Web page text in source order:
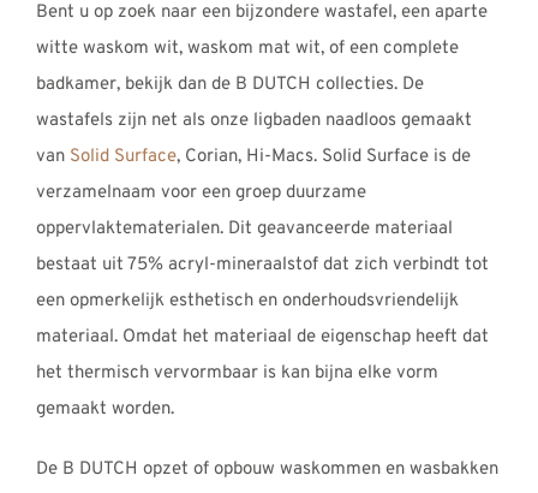
Bent u op zoek naar een bijzondere wastafel, een aparte
witte waskom wit, waskom mat wit, of een complete
badkamer, bekijk dan de B DUTCH collecties. De
wastafels zijn net als onze ligbaden naadloos gemaakt
van Solid Surface, Corian, Hi-Macs. Solid Surface is de
verzamelnaam voor een groep duurzame
oppervlaktematerialen. Dit geavanceerde materiaal
bestaat uit 75% acryl-mineraalstof dat zich verbindt tot
een opmerkelijk esthetisch en onderhoudsvriendelijk
materiaal. Omdat het materiaal de eigenschap heeft dat
het thermisch vervormbaar is kan bijna elke vorm
gemaakt worden.
De B DUTCH opzet of opbouw waskommen en wasbakken